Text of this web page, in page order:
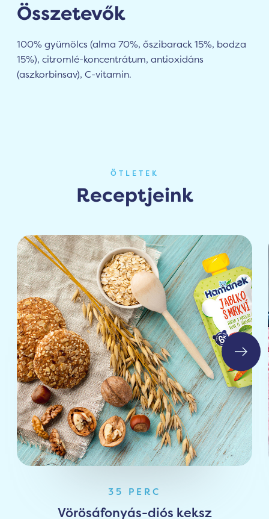
Összetevők
100% gyümölcs (alma 70%, őszibarack 15%, bodza
15%), citromlé-koncentrátum, antioxidáns
(aszkorbinsav), C-vitamin.
ÖTLETEK
Receptjeink
35 PERC
Vörösáfonyás-diós keksz